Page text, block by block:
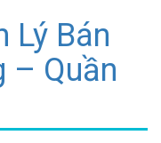
Lý Bán
– Quần